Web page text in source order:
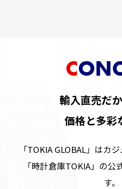
輸入直売だ
価格と多彩
「TOKIA GLOBAL」はカ
「時計倉庫TOKIA」の
す。